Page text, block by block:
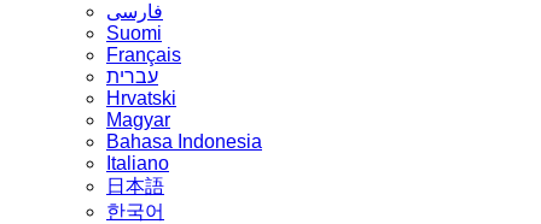
فارسی
Suomi
Français
עברית
Hrvatski
Magyar
Bahasa Indonesia
Italiano
日本語
한국어